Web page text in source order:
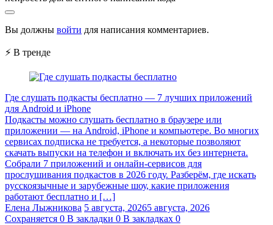
Вы должны войти для написания комментариев.
⚡ В тренде
Где слушать подкасты бесплатно — 7 лучших приложений
для Android и iPhone
Подкасты можно слушать бесплатно в браузере или
приложении — на Android, iPhone и компьютере. Во многих
сервисах подписка не требуется, а некоторые позволяют
скачать выпуски на телефон и включать их без интернета.
Собрали 7 приложений и онлайн-сервисов для
прослушивания подкастов в 2026 году. Разберём, где искать
русскоязычные и зарубежные шоу, какие приложения
работают бесплатно и […]
Елена Лыжникова 5 августа, 20265 августа, 2026
Сохраняется 0 В закладки 0 В закладках 0